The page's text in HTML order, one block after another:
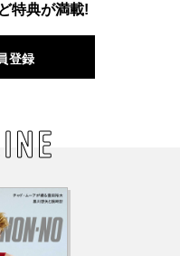
特典が満載!
登録